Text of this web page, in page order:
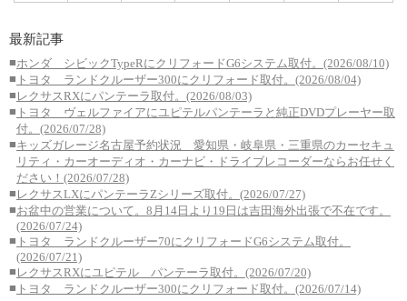
最新記事
■ホンダ シビックTypeRにクリフォードG6システム取付。(2026/08/10)
■ トヨタ ランドクルーザー300にクリフォード取付。(2026/08/04)
■ レクサスRXにパンテーラ取付。(2026/08/03)
■ トヨタ ヴェルファイアにユピテルパンテーラと純正DVDプレーヤー取
付。(2026/07/28)
■キッズガレージ名古屋予約状況 愛知県・岐阜県・三重県のカーセキュ
リティ・カーオーディオ・カーナビ・ドライブレコーダーならお任せく
ださい！(2026/07/28)
■ レクサスLXにパンテーラZシリーズ取付。(2026/07/27)
■お盆中の営業について。8月14日より19日は吉田海外出張で不在です。
(2026/07/24)
■ トヨタ ランドクルーザー70にクリフォードG6システム取付。
(2026/07/21)
■ レクサスRXにユピテル パンテーラ取付。(2026/07/20)
■ トヨタ ランドクルーザー300にクリフォード取付。(2026/07/14)